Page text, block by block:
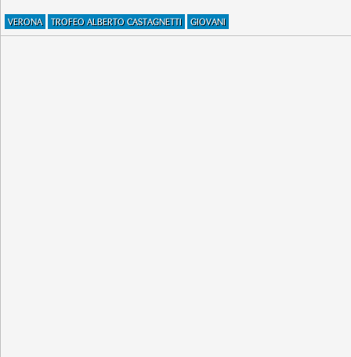
VERONA TROFEO ALBERTO CASTAGNETTI GIOVANI